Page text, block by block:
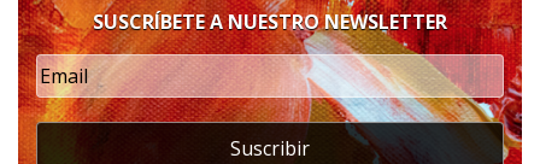
SUSCRÍBETE A NUESTRO NEWSLETTER
Suscribir